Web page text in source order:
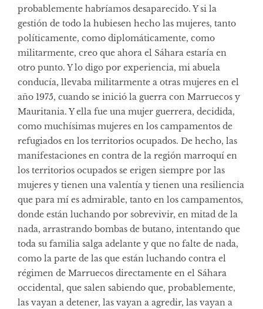
probablemente habríamos desaparecido. Y si la
gestión de todo la hubiesen hecho las mujeres, tanto
políticamente, como diplomáticamente, como
militarmente, creo que ahora el Sáhara estaría en
otro punto. Y lo digo por experiencia, mi abuela
conducía, llevaba militarmente a otras mujeres en el
año 1975, cuando se inició la guerra con Marruecos y
Mauritania. Y ella fue una mujer guerrera, decidida,
como muchísimas mujeres en los campamentos de
refugiados en los territorios ocupados. De hecho, las
manifestaciones en contra de la región marroquí en
los territorios ocupados se erigen siempre por las
mujeres y tienen una valentía y tienen una resiliencia
que para mí es admirable, tanto en los campamentos,
donde están luchando por sobrevivir, en mitad de la
nada, arrastrando bombas de butano, intentando que
toda su familia salga adelante y que no falte de nada,
como la parte de las que están luchando contra el
régimen de Marruecos directamente en el Sáhara
occidental, que salen sabiendo que, probablemente,
las vayan a detener, las vayan a agredir, las vayan a